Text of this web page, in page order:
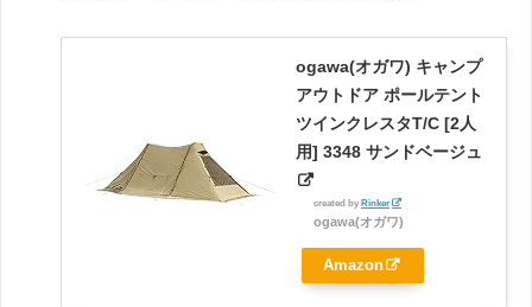
ogawa(オガワ) キャンプ
アウトドア ポールテント
ツインクレスタT/C [2人
用] 3348 サンドベージュ
created by Rinker
ogawa(オガワ)
Amazon